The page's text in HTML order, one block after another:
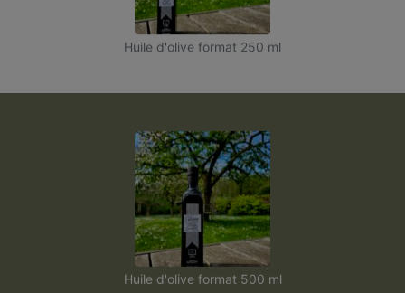
Huile d'olive format 250 ml
Huile d'olive format 500 ml